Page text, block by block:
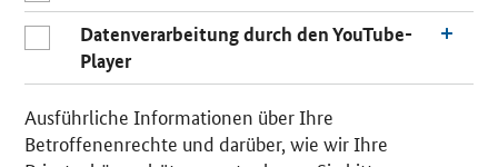
Datenverarbeitung durch den YouTube-
Player
Ausführliche Informationen über Ihre
Betroffenenrechte und darüber, wie wir Ihre